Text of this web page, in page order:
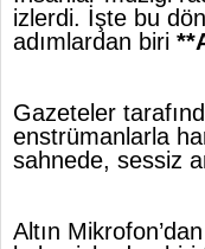
izlerdi. İşte bu
adımlardan biri
Gazeteler
enstrümanlarla
sahnede, sessiz
Altın